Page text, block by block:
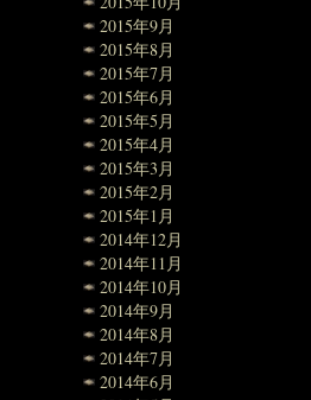
2015年9月
2015年8月
2015年7月
2015年6月
2015年5月
2015年4月
2015年3月
2015年2月
2015年1月
2014年12月
2014年11月
2014年10月
2014年9月
2014年8月
2014年7月
2014年6月